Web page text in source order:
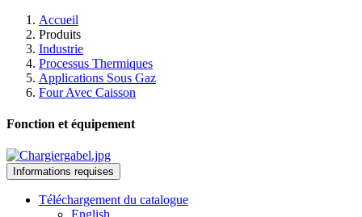
Accueil
Produits
Industrie
Processus Thermiques
Applications Sous Gaz
Four Avec Caisson
Fonction et équipement
Informations requises
Téléchargement du catalogue